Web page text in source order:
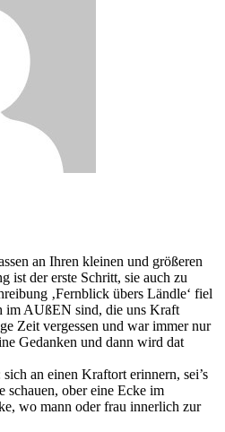
an Ihren kleinen und größeren
ist der erste Schritt, sie auch zu
‚Fernblick übers Ländle‘ fiel
im AUßEN sind, die uns Kraft
Zeit vergessen und war immer nur
Gedanken und dann wird dat
an einen Kraftort erinnern, sei’s
schauen, ober eine Ecke im
wo mann oder frau innerlich zur